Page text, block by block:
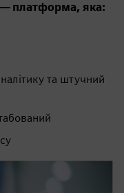
— платформа, яка:
та штучний